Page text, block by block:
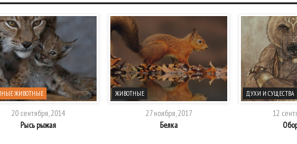
ЖИВОТНЫЕ
20 сентября, 2014
Рысь рыжая
ЖИВОТНЫЕ
27 ноября, 2017
Белка
ДУХИ И СУЩЕСТВА
12